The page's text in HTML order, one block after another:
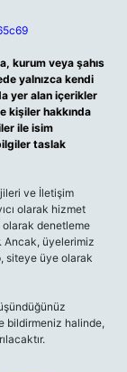
kurum veya şahıs
yalnızca kendi
yer alan içerikler
kişiler hakkında
ile isim
taslak
ve İletişim
olarak hizmet
denetleme
Ancak, üyelerimiz
siteye üye olarak
bildirmeniz halinde,